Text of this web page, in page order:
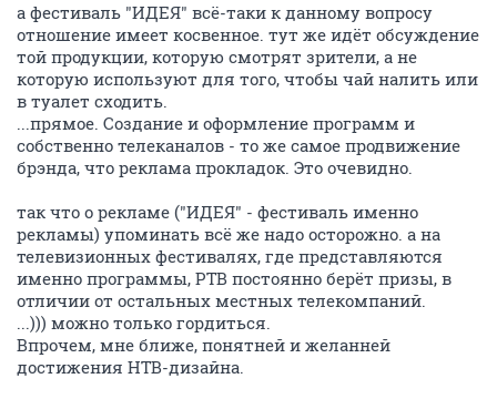
а фестиваль "ИДЕЯ" всё-таки к данному вопросу
отношение имеет косвенное. тут же идёт обсуждение
той продукции, которую смотрят зрители, а не
которую используют для того, чтобы чай налить или
в туалет сходить.
...прямое. Создание и оформление программ и
собственно телеканалов - то же самое продвижение
брэнда, что реклама прокладок. Это очевидно.
так что о рекламе ("ИДЕЯ" - фестиваль именно
рекламы) упоминать всё же надо осторожно. а на
телевизионных фестивалях, где представляются
именно программы, РТВ постоянно берёт призы, в
отличии от остальных местных телекомпаний.
...))) можно только гордиться.
Впрочем, мне ближе, понятней и желанней
достижения НТВ-дизайна.